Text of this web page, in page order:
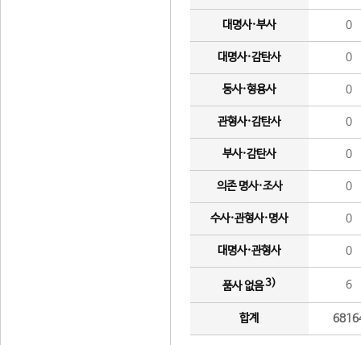
대명사·부사 0
대명사·감탄사 0
동사·형용사 0
관형사·감탄사 0
부사·감탄사 0
의존 명사·조사 0
수사·관형사·명사 0
대명사·관형사 0
품사 없음3) 6
합계